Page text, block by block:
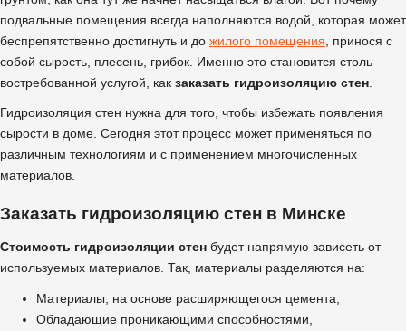
подвальные помещения всегда наполняются водой, которая может
беспрепятственно достигнуть и до жилого помещения , принося с
собой сырость, плесень, грибок. Именно это становится столь
востребованной услугой, как заказать гидроизоляцию стен
Гидроизоляция стен нужна для того, чтобы избежать появления
сырости в доме. Сегодня этот процесс может применяться по
различным технологиям и с применением многочисленных
материалов.
Заказать гидроизоляцию стен в Минске
Стоимость гидроизоляции стен будет напрямую зависеть от
используемых материалов. Так, материалы разделяются на:
Материалы, на основе расширяющегося цемента,
Обладающие проникающими способностями,